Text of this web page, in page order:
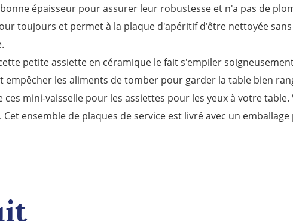
épaisseur pour assurer leur robustesse et n'a pas de
toujours et permet à la plaque d'apéritif d'être nettoyée
petite assiette en céramique le fait s'empiler
les aliments de tomber pour garder la table bien
mini-vaisselle pour les assiettes pour les yeux à votre
ensemble de plaques de service est livré avec un